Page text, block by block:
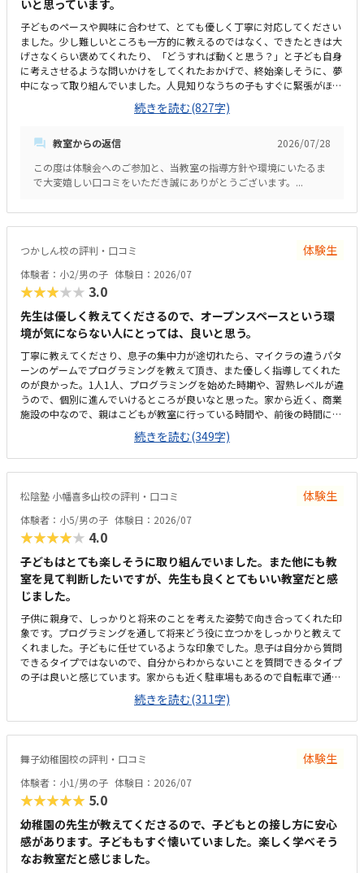
いと思っています。
子どものペースや興味に合わせて、とても優しく丁寧に対応してください
ました。少し難しいところも一方的に教えるのではなく、できたときは大
げさなくらい褒めてくれたり、「どうすれば動くと思う？」と子ども自身
に考えさせるような問いかけをしてくれたおかげで、終始楽しそうに、夢
中になって取り組んでいました。人見知りなうちの子もすぐに緊張がほぐ
れ、安心して楽しく学べたと感じています。子どもが大好きなロブロック
スの世界を舞台にしているため、最初から最後まで高いモチベーションで
を通じて、自然とプログラミングの基礎や論理的思考力が学べるカリキュ
上にすぐに反映される仕組みも、子どもの「もっと作りたい」という意欲
をを引き出すのにぴったりだと思いました。最寄り駅から近く、大通りを
あるため、子ども一人でも安心して通わせられると感じました。また、レ
ッスンを待つ間や前後に買い物を済ませられるような便利な施設も近くに
あり、親にとっても非常に通いやすい環境だと思います。教室全体が明る
でした。他の生徒の皆さんも真剣かつ楽しそうにプログラミングに取り組
んでおり、良い刺激を受けられる空間だと感じました。パソコンや周辺機
とができました。専門的なプログラミングスキルや、子どもが夢中になっ
て学べる質の高いカリキュラム、手厚い個別サポートの体制を考えると、
非常に妥当で納得感のある料金設定だと感じました。安くはありません
が、単なる遊びではなく将来につながるITリテラシーや論理的思考力が身
につく投資として見れば、十分に見合った価値のある価格設定だと思いま
す。
続きを読む(827字)
教室からの返信
2026/07/28
この度は体験会へのご参加と、当教室の指導方針や環境にいたるま
で大変嬉しい口コミをいただき誠にありがとうございます。...
つかしん校の評判・口コミ 体験生
体験者：小2/男の子 体験日：2026/07
★★★★★ 3.0
先生は優しく教えてくださるので、オープンスペースという環
境が気にならない人にとっては、良いと思う。
丁寧に教えてくださり、息子の集中力が途切れたら、マイクラの違うパタ
ーンのゲームでプログラミングを教えて頂き、また優しく指導してくれた
のが良かった。1人1人、プログラミングを始めた時期や、習熟レベルが違
うので、個別に進んでいけるところが良いなと思った。家から近く、商業
施設の中なので、親はこどもが教室に行っている時間や、前後の時間にシ
ョッピングできるので、通いやすいと思った。オープンスペースなので、
あまり空調が行き届かず、また店内のBGMやアナウンスが聞こえるので、
少し集中しづらい環境だった。月2回の割には、少し高いと思ったが、プ
ログラミング教室は割と他の教室と比較しても妥当な金額だとは思う。高
学年になって、自分のペースで進めていけたり、わからない事があれば先
生にすぐ聞ける環境は良いなとおも。
続きを読む(349字)
松陰塾 小幡喜多山校の評判・口コミ 体験生
体験者：小5/男の子 体験日：2026/07
★★★★★ 4.0
子どもはとても楽しそうに取り組んでいました。また他にも教
室を見て判断したいですが、先生も良くとてもいい教室だと感
じました。
子供に親身で、しっかりと将来のことを考えた姿勢で向き合ってくれた印
象です。プログラミングを通して将来どう役に立つかをしっかりと教えて
くれました。子どもに任せているような印象でした。息子は自分から質問
できるタイプではないので、自分からわからないことを質問できるタイプ
の子は良いと感じています。家からも近く駐車場もあるので自転車で通っ
たり、送迎したり、どちらもやりやすそうでした。全て問題なく、私語を
する子も少なくて良い雰囲気でした。椅子や机などもしっかりとパーソナ
ルに区切られていていいと思いました。現在行っているデジタネオンライ
ンよりは値段が上がってしまうため、その差を補って余りあるメリットが
続きを読む(311字)
舞子幼稚園校の評判・口コミ 体験生
体験者：小1/男の子 体験日：2026/07
★★★★★ 5.0
幼稚園の先生が教えてくださるので、子どもとの接し方に安心
感があります。子どももすぐ懐いていました。楽しく学べそう
なお教室だと感じました。